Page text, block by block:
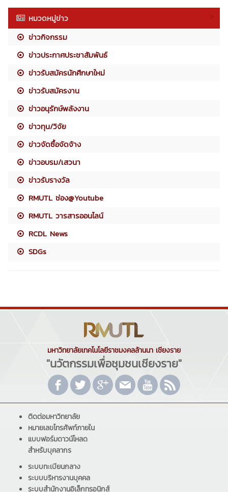
หมวดหมู่ข่าว
ข่าวกิจกรรม
ข่าวประกาศประชาสัมพันธ์
ข่าวรับสมัครนักศึกษาใหม่
ข่าวรับสมัครงาน
ข่าวอนุรักษ์พลังงาน
ข่าวทุน/วิจัย
ข่าวจัดซื้อจัดจ้าง
ข่าวอบรม/เสวนา
ข่าวรับรางวัล
RMUTL ช่อง@Youtube
RMUTL วารสารออนไลน์
RCDL News
SDGs
มหาวิทยาลัยเทคโนโลยีราชมงคลล้านนา เชียงราย
"นวัตกรรมเพื่อชุมชนเชียงราย"
ติดต่อมหาวิทยาลัย
หมายเลขโทรศัพท์ภายใน
แบบฟอร์มดาวน์โหลด
สำหรับบุคลากร
ระบบทะเบียนกลาง
ระบบบริหารงานบุคคล
ระบบสำนักงานอิเล็กทรอนิกส์